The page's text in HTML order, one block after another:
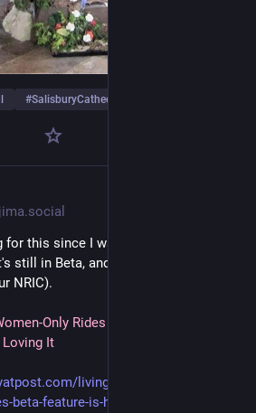
#SalisburyCathedral
for this since I was in high school. We
still in Beta, and it requires e-KYC (i.e.
NRIC).
Only Rides (Beta) Feature Is Here
It
living/2026/03/18/finally-
beta-feature-is-here-malaysians-are-